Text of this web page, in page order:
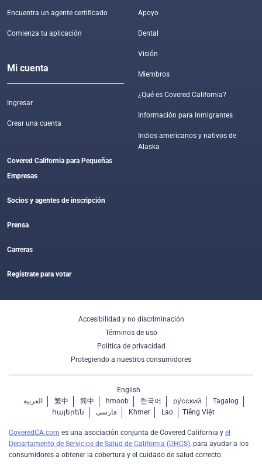
Encuentra un agente certificado
Comienza tu aplicación
Mi cuenta
Ingresar
Crear una cuenta
Covered California para Pequeñas
Empresas
Socios y agentes de inscripción
Prensa
Carreras
Regístrate para votar
Apoyo
Dental
Visión
Miembros
¿Qué es Covered California?
Información para inmigrantes
Indios americanos y nativos de
Alaska
Accesibilidad y no discriminación
Términos de uso
Política de privacidad
Protegiendo a nuestros consumidores
English
العربية
繁中 简中 hmoob 한국어 ру́сский
Tagalog
հայերեն
فارسی Khmer Lao Tiếng Việt
CoveredCA.com es una asociación conjunta de Covered California y el
Departamento de Servicios de Salud de California (DHCS), para ayudar a los
consumidores a obtener la cobertura y el cuidado de salud correcto.